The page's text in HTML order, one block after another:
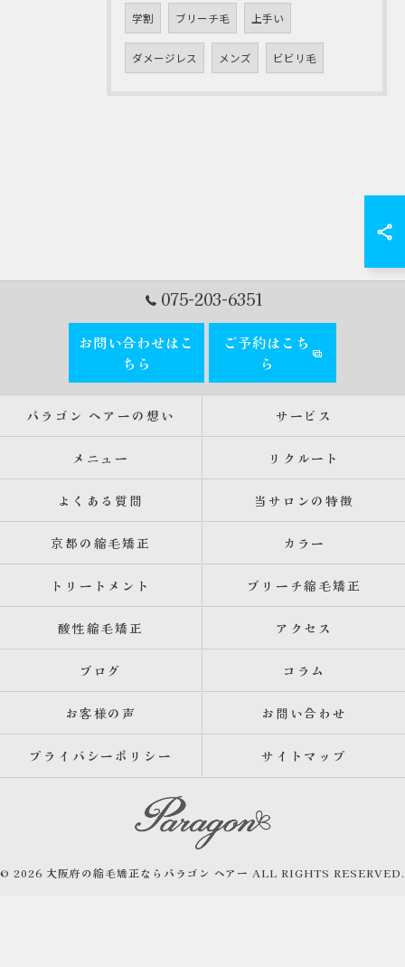
学割 ブリーチ毛 上手い
ダメージレス メンズ ビビリ毛
075-203-6351
お問い合わせはこ
ちら
ご予約はこち
ら
パラゴン ヘアーの想い サービス
メニュー リクルート
よくある質問 当サロンの特徴
京都の縮毛矯正 カラー
トリートメント ブリーチ縮毛矯正
酸性縮毛矯正 アクセス
ブログ コラム
お客様の声 お問い合わせ
プライバシーポリシー サイトマップ
© 2026 大阪府の縮毛矯正ならパラゴン ヘアー ALL RIGHTS RESERVED.